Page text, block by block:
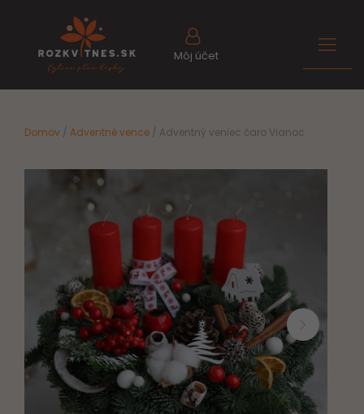
Môj účet
Domov / Adventné vence / Adventný veniec čaro Vianoc